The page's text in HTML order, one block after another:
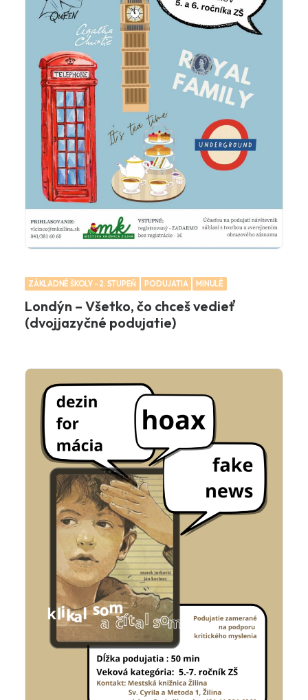
ZÁKLADNÉ ŠKOLY - 2. STUPEŇ PODUJATIA MINULÉ
Londýn – Všetko, čo chceš vedieť
(dvojjazyčné podujatie)